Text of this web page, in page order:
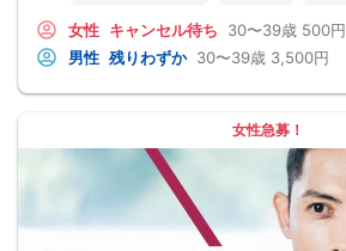
女性 キャンセル待ち 30〜39歳 500円
男性 残りわずか 30〜39歳 3,500円
女性急募！